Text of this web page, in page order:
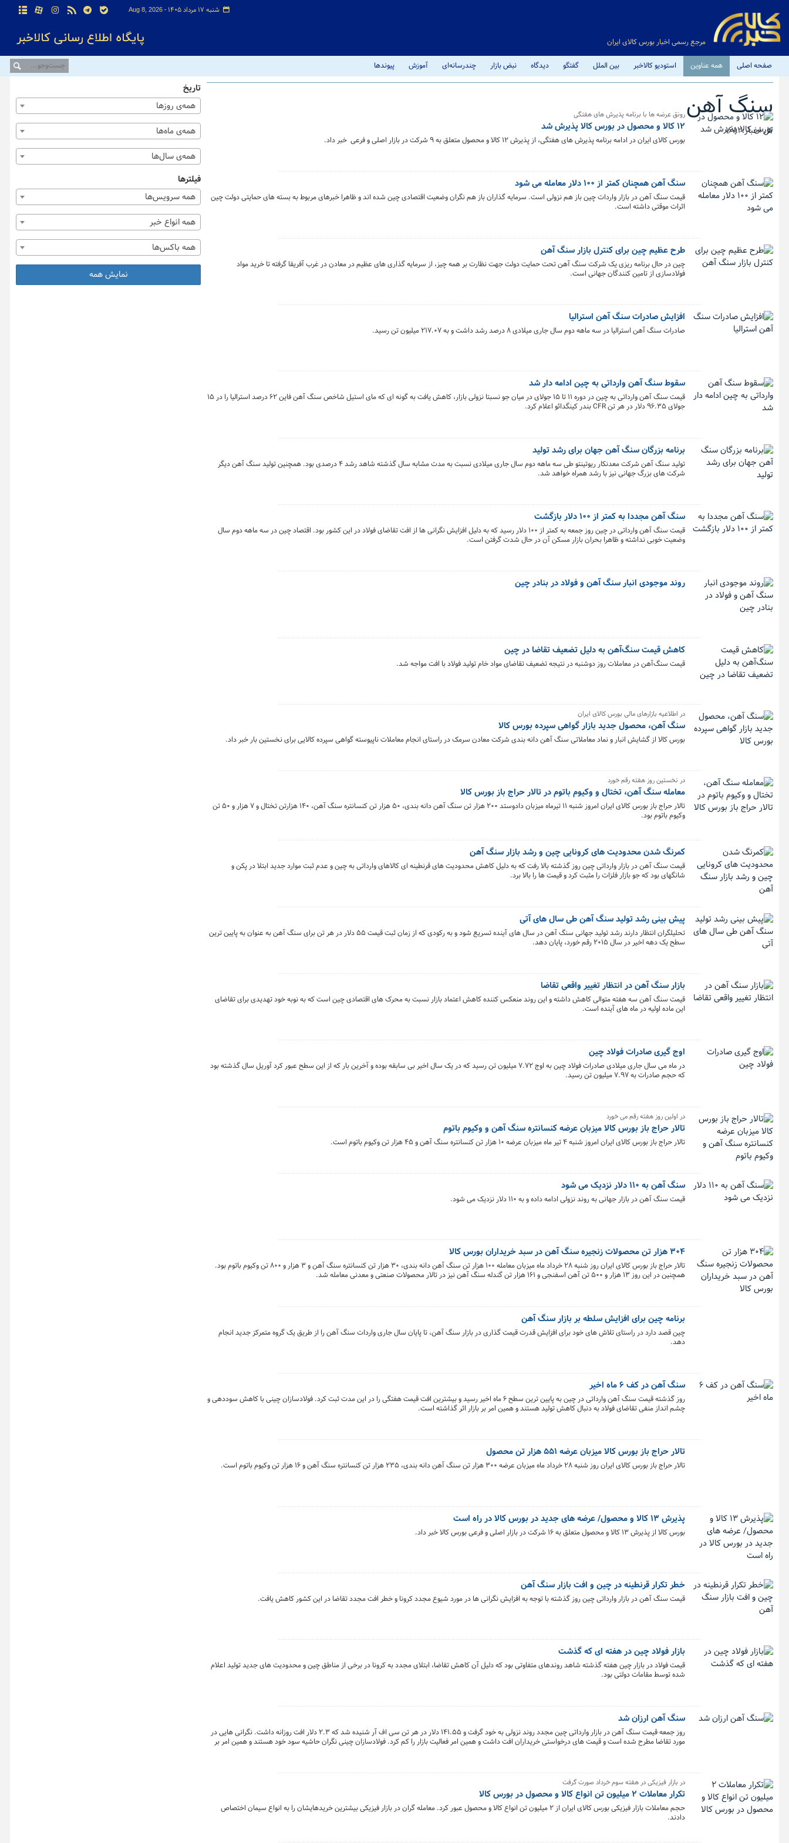
مرجع رسمی اخبار بورس کالای ایران
شنبه ۱۷ مرداد ۱۴۰۵ - Aug 8, 2026
صفحه اصلی همه عناوین استودیو کالاخبر بین الملل گفتگو دیدگاه نبض بازار چندرسانه‌ای آموزش پیوندها
سنگ آهن
کل اخبار:1682
رونق عرضه ها با برنامه پذیرش های هفتگی
۱۲ کالا و محصول‌ در بورس کالا پذیرش شد
بورس کالای ایران در ادامه برنامه پذیرش های هفتگی، از پذیرش ۱۲ کالا و محصول متعلق به ۹ شرکت در بازار اصلی و فرعی خبر داد.
سنگ آهن همچنان کمتر از ۱۰۰ دلار معامله می شود
قیمت سنگ آهن در بازار واردات چین باز هم نزولی است. سرمایه گذاران باز هم نگران وضعیت اقتصادی چین شده اند و ظاهرا خبرهای مربوط به بسته های حمایتی دولت چین
اثرات موقتی داشته است.
طرح عظیم چین برای کنترل بازار سنگ آهن
چین در حال برنامه ریزی یک شرکت سنگ آهن تحت حمایت دولت جهت نظارت بر همه چیز، از سرمایه گذاری های عظیم در معادن در غرب آفریقا گرفته تا خرید مواد
فولادسازی از تامین کنندگان جهانی است.
افزایش صادرات سنگ آهن استرالیا
صادرات سنگ آهن استرالیا در سه ماهه دوم سال جاری میلادی ۸ درصد رشد داشت و به ۲۱۷.۰۷ میلیون تن رسید.
سقوط سنگ آهن وارداتی به چین ادامه دار شد
قیمت سنگ آهن وارداتی به چین در دوره ۱۱ تا ۱۵ جولای در میان جو نسبتا نزولی بازار، کاهش یافت به گونه ای که مای استیل شاخص سنگ آهن فاین ۶۲ درصد استرالیا را در ۱۵
جولای ۹۶.۳۵ دلار در هر تن CFR بندر کینگدائو اعلام کرد.
برنامه بزرگان سنگ آهن جهان برای رشد تولید
تولید سنگ آهن شرکت معدنکار ریوتینتو طی سه ماهه دوم سال جاری میلادی نسبت به مدت مشابه سال گذشته شاهد رشد ۴ درصدی بود. همچنین تولید سنگ آهن دیگر
شرکت های بزرگ جهانی نیز با رشد همراه خواهد شد.
سنگ آهن مجددا به کمتر از ۱۰۰ دلار بازگشت
قیمت سنگ آهن وارداتی در چین روز جمعه به کمتر از ۱۰۰ دلار رسید که به دلیل افزایش نگرانی ها از افت تقاضای فولاد در این کشور بود. اقتصاد چین در سه ماهه دوم سال
وضعیت خوبی نداشته و ظاهرا بحران بازار مسکن آن در حال شدت گرفتن است.
روند موجودی انبار سنگ آهن و فولاد در بنادر چین
کاهش قیمت سنگ‌آهن به دلیل تضعیف تقاضا در چین
قیمت سنگ‌آهن در معاملات روز دوشنبه در نتیجه تضعیف تقاضای مواد خام تولید فولاد با افت مواجه شد.
در اطلاعیه بازارهای مالی بورس کالای ایران
سنگ آهن، محصول جدید بازار گواهی سپرده بورس کالا
بورس کالا از گشایش انبار و نماد معاملاتی سنگ آهن دانه بندی شرکت معادن سرمک در راستای انجام معاملات ناپیوسته گواهی سپرده کالایی برای نخستین بار خبر داد.
در نخستین روز هفته رقم خورد
معامله سنگ آهن، تختال و وکیوم باتوم در تالار حراج باز بورس کالا
تالار حراج باز بورس کالای ایران امروز شنبه ۱۱ تیرماه میزبان دادوستد ۲۰۰ هزار تن سنگ آهن دانه بندی، ۵۰ هزار تن کنسانتره سنگ آهن، ۱۴۰ هزارتن تختال و ۷ هزار و ۵۰ تن
وکیوم باتوم بود.
کمرنگ شدن محدودیت های کرونایی چین و رشد بازار سنگ آهن
قیمت سنگ آهن در بازار وارداتی چین روز گذشته بالا رفت که به دلیل کاهش محدودیت های قرنطینه ای کالاهای وارداتی به چین و عدم ثبت موارد جدید ابتلا در پکن و
شانگهای بود که جو بازار فلزات را مثبت کرد و قیمت ها را بالا برد.
پیش بینی رشد تولید سنگ آهن طی سال های آتی
تحلیلگران انتظار دارند رشد تولید جهانی سنگ آهن در سال های آینده تسریع شود و به رکودی که از زمان ثبت قیمت ۵۵ دلار در هر تن برای سنگ آهن به عنوان به پایین ترین
سطح یک دهه اخیر در سال ۲۰۱۵ رقم خورد، پایان دهد.
بازار سنگ آهن در انتظار تغییر واقعی تقاضا
قیمت سنگ آهن سه هفته متوالی کاهش داشته و این روند منعکس کننده کاهش اعتماد بازار نسبت به محرک های اقتصادی چین است که به نوبه خود تهدیدی برای تقاضای
این ماده اولیه در ماه های آینده است.
اوج گیری صادرات فولاد چین
در ماه می سال جاری میلادی صادرات فولاد چین به اوج ۷.۷۲ میلیون تن رسید که در یک سال اخیر بی سابقه بوده و آخرین بار که از این سطح عبور کرد آوریل سال گذشته بود
که حجم صادرات به ۷.۹۷ میلیون تن رسید.
در اولین روز هفته رقم می خورد
تالار حراج باز بورس کالا میزبان عرضه کنسانتره سنگ آهن و وکیوم باتوم
تالار حراج باز بورس کالای ایران امروز شنبه ۴ تیر ماه میزبان عرضه ۱۰ هزار تن کنسانتره سنگ آهن و ۴۵ هزار تن وکیوم باتوم است.
سنگ آهن به ۱۱۰ دلار نزدیک می شود
قیمت سنگ آهن در بازار جهانی به روند نزولی ادامه داده و به ۱۱۰ دلار نزدیک می شود.
۳۰۴ هزار تن محصولات زنجیره سنگ آهن در سبد خریداران بورس کالا
تالار حراج باز بورس کالای ایران روز شنبه ۲۸ خرداد ماه میزبان معامله ۱۰۰ هزار تن سنگ آهن دانه بندی، ۳۰ هزار تن کنسانتره سنگ آهن و ۳ هزار و ۸۰۰ تن وکیوم باتوم بود.
همچنین در این روز ۱۳ هزار و ۵۰۰ تن آهن اسفنجی و ۱۶۱ هزار تن گندله سنگ آهن نیز در تالار محصولات صنعتی و معدنی معامله شد.
برنامه چین برای افزایش سلطه بر بازار سنگ آهن
چین قصد دارد در راستای تلاش های خود برای افزایش قدرت قیمت گذاری در بازار سنگ آهن، تا پایان سال جاری واردات سنگ آهن را از طریق یک گروه متمرکز جدید انجام
دهد.
سنگ آهن در کف ۶ ماه اخیر
روز گذشته قیمت سنگ آهن وارداتی در چین به پایین ترین سطح ۶ ماه اخیر رسید و بیشترین افت قیمت هفتگی را در این مدت ثبت کرد. فولادسازان چینی با کاهش سوددهی و
چشم انداز منفی تقاضای فولاد به دنبال کاهش تولید هستند و همین امر بر بازار اثر گذاشته است.
تالار حراج باز بورس کالا میزبان عرضه ۵۵۱ هزار تن محصول
تالار حراج باز بورس کالای ایران روز شنبه ۲۸ خرداد ماه میزبان عرضه ۳۰۰ هزار تن سنگ آهن دانه بندی، ۲۳۵ هزار تن کنسانتره سنگ آهن و ۱۶ هزار تن وکیوم باتوم است.
پذیرش ۱۳ کالا و محصول/ عرضه های جدید در بورس کالا در راه است
بورس کالا از پذیرش ۱۳ کالا و محصول متعلق به ۱۶ شرکت در بازار اصلی و فرعی بورس کالا خبر داد.
خطر تکرار قرنطینه در چین و افت بازار سنگ آهن
قیمت سنگ آهن در بازار وارداتی چین روز گذشته با توجه به افزایش نگرانی ها در مورد شیوع مجدد کرونا و خطر افت مجدد تقاضا در این کشور کاهش یافت.
بازار فولاد چین در هفته ای که گذشت
قیمت فولاد در بازار چین هفته گذشته شاهد روندهای متفاوتی بود که دلیل آن کاهش تقاضا، ابتلای مجدد به کرونا در برخی از مناطق چین و محدودیت های جدید تولید اعلام
شده توسط مقامات دولتی بود.
سنگ آهن ارزان شد
روز جمعه قیمت سنگ آهن در بازار وارداتی چین مجدد روند نزولی به خود گرفت و ۱۴۱.۵۵ دلار در هر تن سی اف آر شنیده شد که ۲.۳ دلار افت روزانه داشت. نگرانی هایی در
مورد تقاضا مطرح شده است و قیمت های درخواستی خریداران افت داشت و همین امر فعالیت بازار را کم کرد. فولادسازان چینی نگران حاشیه سود خود هستند و همین امر بر
در بازار فیزیکی در هفته سوم خرداد صورت گرفت
تکرار معاملات ۲ میلیون تن انواع کالا و محصول در بورس کالا
حجم معاملات بازار فیزیکی بورس کالای ایران از ۲ میلیون تن انواع کالا و محصول عبور کرد. معامله گران در بازار فیزیکی بیشترین خریدهایشان را به انواع سیمان اختصاص
دادند.
تاریخ
همه‌ی روزها
همه‌ی ماه‌ها
همه‌ی سال‌ها
فیلترها
همه سرویس‌ها
همه انواع خبر
همه باکس‌ها
نمایش همه